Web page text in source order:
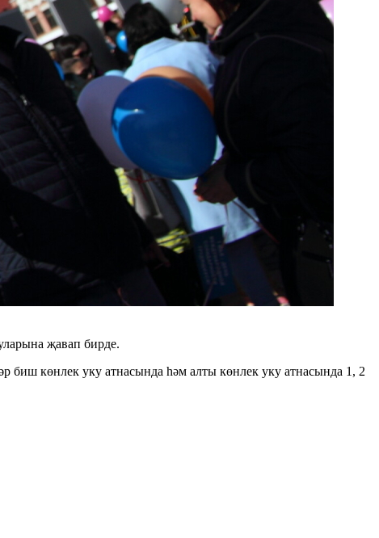
җавап бирде.
биш көнлек уку атнасында һәм алты көнлек уку атнасында 1, 2